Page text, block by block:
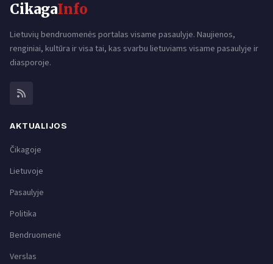
CikagaInfo
Lietuvių bendruomenės portalas visame pasaulyje. Naujienos,
renginiai, kultūra ir visa tai, kas svarbu lietuviams visame pasaulyje ir
diasporoje.
AKTUALIJOS
Čikagoje
Lietuvoje
Pasaulyje
Politika
Bendruomenė
Verslas